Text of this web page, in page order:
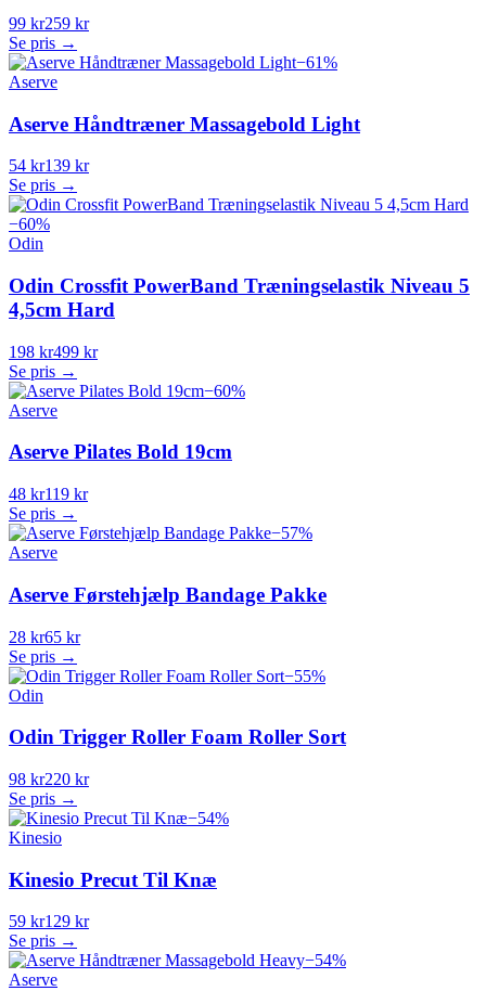
99 kr259 kr
Se pris →
−61%
Aserve
Aserve Håndtræner Massagebold Light
54 kr139 kr
Se pris →
−60%
Odin
Odin Crossfit PowerBand Træningselastik Niveau 5
4,5cm Hard
198 kr499 kr
Se pris →
−60%
Aserve
Aserve Pilates Bold 19cm
48 kr119 kr
Se pris →
−57%
Aserve
Aserve Førstehjælp Bandage Pakke
28 kr65 kr
Se pris →
−55%
Odin
Odin Trigger Roller Foam Roller Sort
98 kr220 kr
Se pris →
−54%
Kinesio
Kinesio Precut Til Knæ
59 kr129 kr
Se pris →
−54%
Aserve